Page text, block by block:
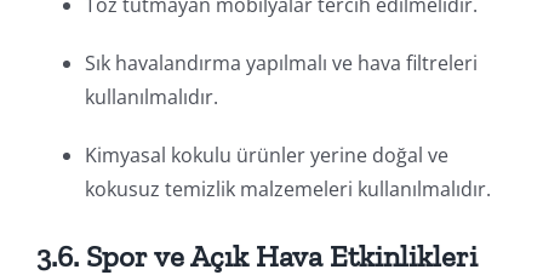
Sık havalandırma yapılmalı ve hava filtreleri
kullanılmalıdır.
Kimyasal kokulu ürünler yerine doğal ve
kokusuz temizlik malzemeleri kullanılmalıdır.
3.6. Spor ve Açık Hava Etkinlikleri